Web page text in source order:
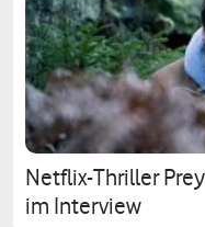
Netflix-Thriller
im Interview